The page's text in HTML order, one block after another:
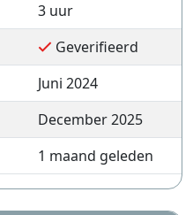
3 uur
Geverifieerd
Juni 2024
December 2025
1 maand geleden